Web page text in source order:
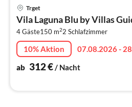
Trget
Vila Laguna Blu by Villas
4 Gäste150 m22 Schlafzimmer
10% Aktion
07.08.2026 -
ab 312€/ Nacht